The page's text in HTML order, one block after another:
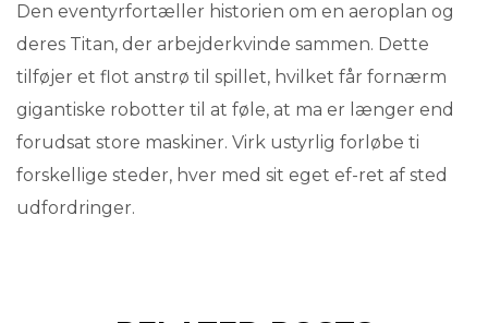
Den eventyrfortæller historien om en aeroplan og
deres Titan, der arbejderkvinde sammen. Dette
tilføjer et flot anstrø til spillet, hvilket får fornærm
gigantiske robotter til at føle, at ma er længer end
forudsat store maskiner. Virk ustyrlig forløbe ti
forskellige steder, hver med sit eget ef-ret af sted
udfordringer.